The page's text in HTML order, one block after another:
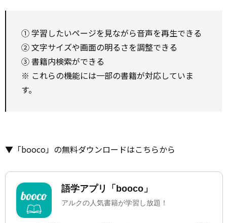
① 学習したいページを見ながら音声を再生できる
② 文字サイズや画面の明るさを調整できる
③ 書籍内検索ができる
※ これらの機能には一部の書籍が対応していま
す。
▼「booco」の無料ダウンロードはこちらから